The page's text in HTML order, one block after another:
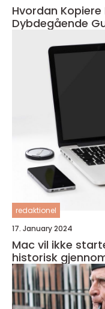
Hvordan Kopiere
Dybdegående
redaktionel
17. January 2024
Mac vil ikke
historisk